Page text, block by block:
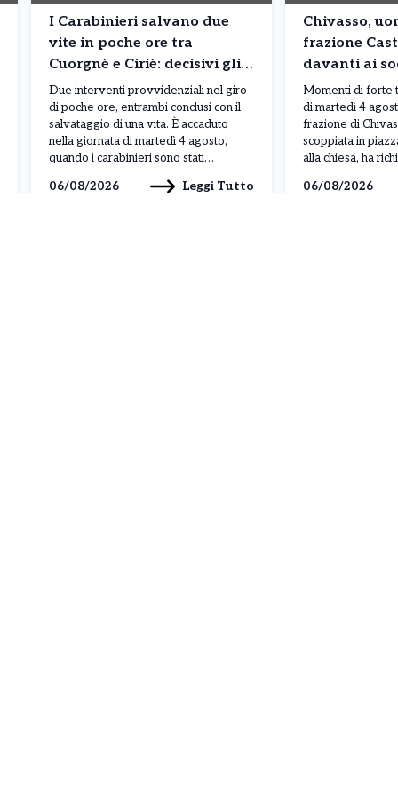
I Carabinieri salvano due
vite in poche ore tra
Cuorgnè e Ciriè: decisivi gli
interventi su un motociclista
e un 76enne
Due interventi provvidenziali nel giro
di poche ore, entrambi conclusi con il
salvataggio di una vita. È accaduto
nella giornata di martedì 4 agosto,
quando i carabinieri sono stati
Cuorgnè e Ciriè, confermando ancora
06/08/2026 Leggi Tutto
Chivasso,
frazione
davanti ai
118
Momenti di forte
di martedì 4
frazione di
scoppiata in
alla chiesa, ha
radiomobile di
06/08/2026